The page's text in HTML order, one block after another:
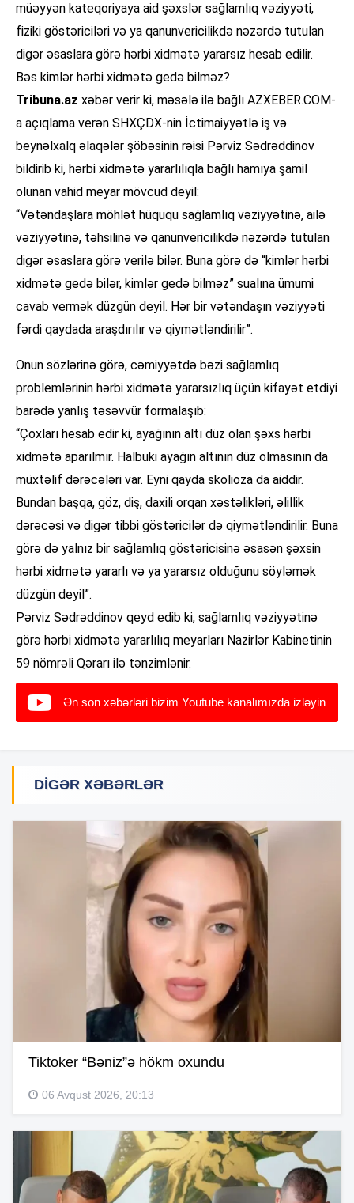
müəyyən kateqoriyaya aid şəxslər sağlamlıq vəziyyəti,
fiziki göstəriciləri və ya qanunvericilikdə nəzərdə tutulan
digər əsaslara görə hərbi xidmətə yararsız hesab edilir.
Bəs kimlər hərbi xidmətə gedə bilməz?
Tribuna.az xəbər verir ki, məsələ ilə bağlı AZXEBER.COM-
a açıqlama verən SHXÇDX-nin İctimaiyyətlə iş və
beynəlxalq əlaqələr şöbəsinin rəisi Pərviz Sədrəddinov
bildirib ki, hərbi xidmətə yararlılıqla bağlı hamıya şamil
olunan vahid meyar mövcud deyil:
“Vətəndaşlara möhlət hüququ sağlamlıq vəziyyətinə, ailə
vəziyyətinə, təhsilinə və qanunvericilikdə nəzərdə tutulan
digər əsaslara görə verilə bilər. Buna görə də “kimlər hərbi
xidmətə gedə bilər, kimlər gedə bilməz” sualına ümumi
cavab vermək düzgün deyil. Hər bir vətəndaşın vəziyyəti
fərdi qaydada araşdırılır və qiymətləndirilir”.
Onun sözlərinə görə, cəmiyyətdə bəzi sağlamlıq
problemlərinin hərbi xidmətə yararsızlıq üçün kifayət etdiyi
barədə yanlış təsəvvür formalaşıb:
“Çoxları hesab edir ki, ayağının altı düz olan şəxs hərbi
xidmətə aparılmır. Halbuki ayağın altının düz olmasının da
müxtəlif dərəcələri var. Eyni qayda skolioza da aiddir.
Bundan başqa, göz, diş, daxili orqan xəstəlikləri, əlillik
dərəcəsi və digər tibbi göstəricilər də qiymətləndirilir. Buna
görə də yalnız bir sağlamlıq göstəricisinə əsasən şəxsin
hərbi xidmətə yararlı və ya yararsız olduğunu söyləmək
düzgün deyil”.
Pərviz Sədrəddinov qeyd edib ki, sağlamlıq vəziyyətinə
görə hərbi xidmətə yararlılıq meyarları Nazirlər Kabinetinin
59 nömrəli Qərarı ilə tənzimlənir.
Ən son xəbərləri bizim Youtube kanalımızda izləyin
DIGƏR XƏBƏRLƏR
Tiktoker “Bəniz”ə hökm oxundu
06 Avqust 2026, 20:13